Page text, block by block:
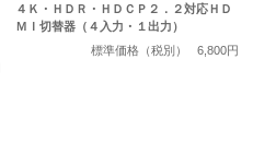
４Ｋ・ＨＤＲ・ＨＤＣＰ２．２対応ＨＤ
ＭＩ切替器（４入力・１出力）
標準価格（税別）
6,800円